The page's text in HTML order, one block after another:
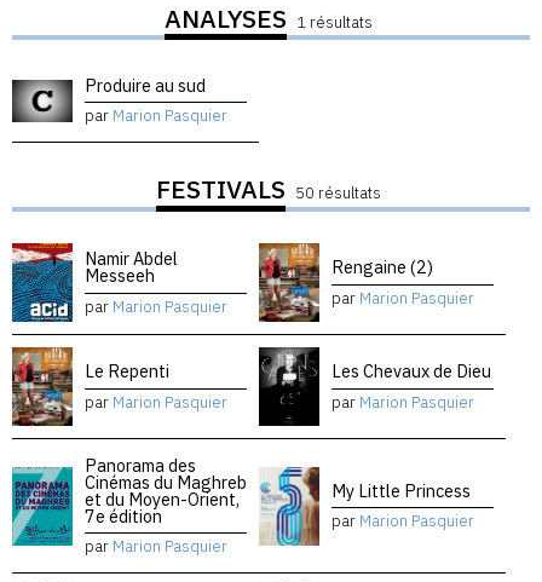
ANALYSES 1 résultats
Produire au sud
par Marion Pasquier
FESTIVALS 50 résultats
Namir Abdel
Messeeh
par Marion Pasquier
Rengaine (2)
par Marion Pasquier
Le Repenti
par Marion Pasquier
Les Chevaux de Dieu
par Marion Pasquier
Panorama des
Cinémas du Maghreb
et du Moyen-Orient,
7e édition
par Marion Pasquier
My Little Princess
par Marion Pasquier